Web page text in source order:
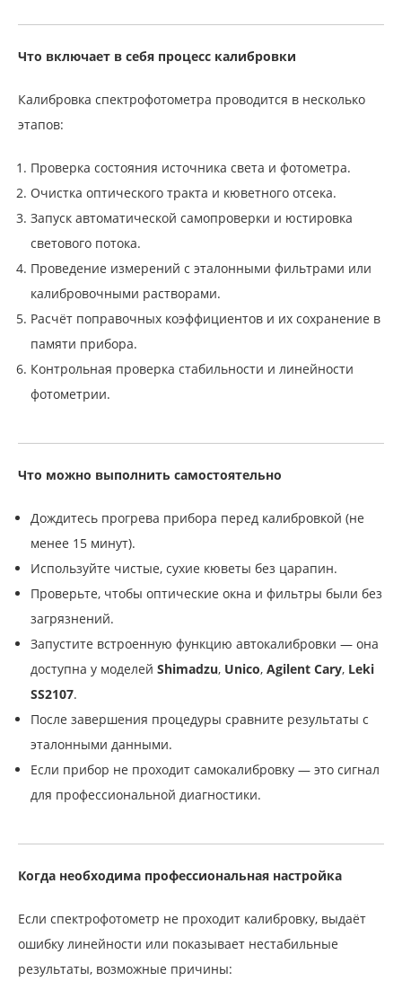
Что включает в себя процесс калибровки
Калибровка спектрофотометра проводится в несколько
этапов:
Проверка состояния источника света и фотометра.
Очистка оптического тракта и кюветного отсека.
Запуск автоматической самопроверки и юстировка
светового потока.
Проведение измерений с эталонными фильтрами или
калибровочными растворами.
Расчёт поправочных коэффициентов и их сохранение в
памяти прибора.
Контрольная проверка стабильности и линейности
фотометрии.
Что можно выполнить самостоятельно
Дождитесь прогрева прибора перед калибровкой (не
менее 15 минут).
Используйте чистые, сухие кюветы без царапин.
Проверьте, чтобы оптические окна и фильтры были без
загрязнений.
Запустите встроенную функцию автокалибровки — она
доступна у моделей Shimadzu, Unico, Agilent Cary, Leki
SS2107.
После завершения процедуры сравните результаты с
эталонными данными.
Если прибор не проходит самокалибровку — это сигнал
для профессиональной диагностики.
Когда необходима профессиональная настройка
Если спектрофотометр не проходит калибровку, выдаёт
ошибку линейности или показывает нестабильные
результаты, возможные причины: